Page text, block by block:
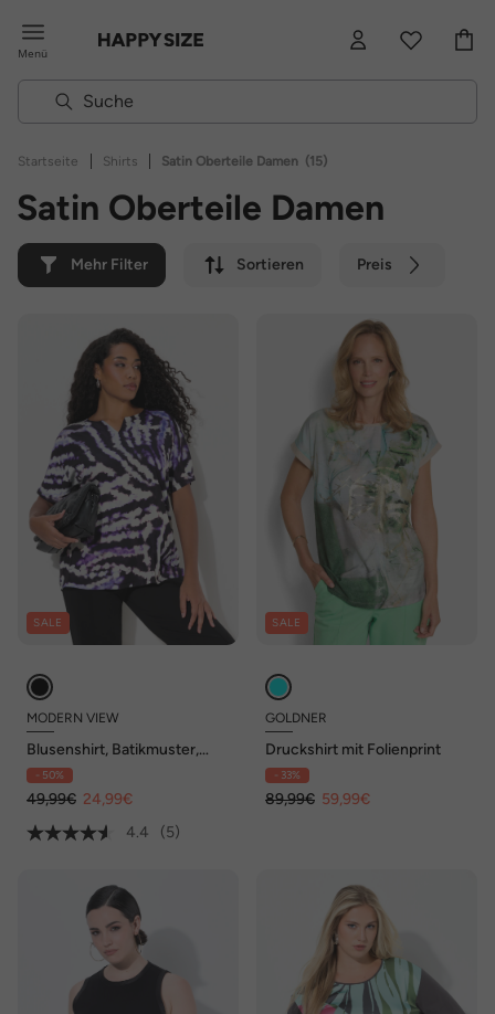
Menü
Startseite | Shirts | Satin Oberteile Damen (15)
Satin Oberteile Damen
Mehr Filter Sortieren Preis
SALE
MODERN VIEW
Blusenshirt, Batikmuster,
Tunika-Ausschnitt, Halbarm
- 50%
49,99€ 24,99€
4.4
(5)
SALE
GOLDNER
Druckshirt mit Folienprint
- 33%
89,99€ 59,99€